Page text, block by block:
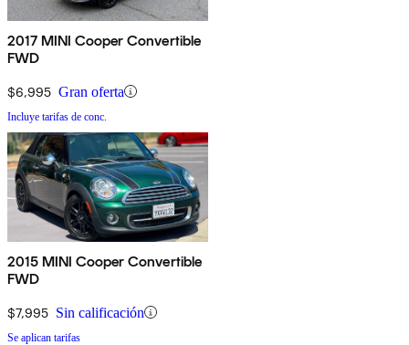
2017 MINI Cooper Convertible
FWD
$6,995 Gran oferta
Incluye tarifas de conc.
2015 MINI Cooper Convertible
FWD
$7,995 Sin calificación
Se aplican tarifas